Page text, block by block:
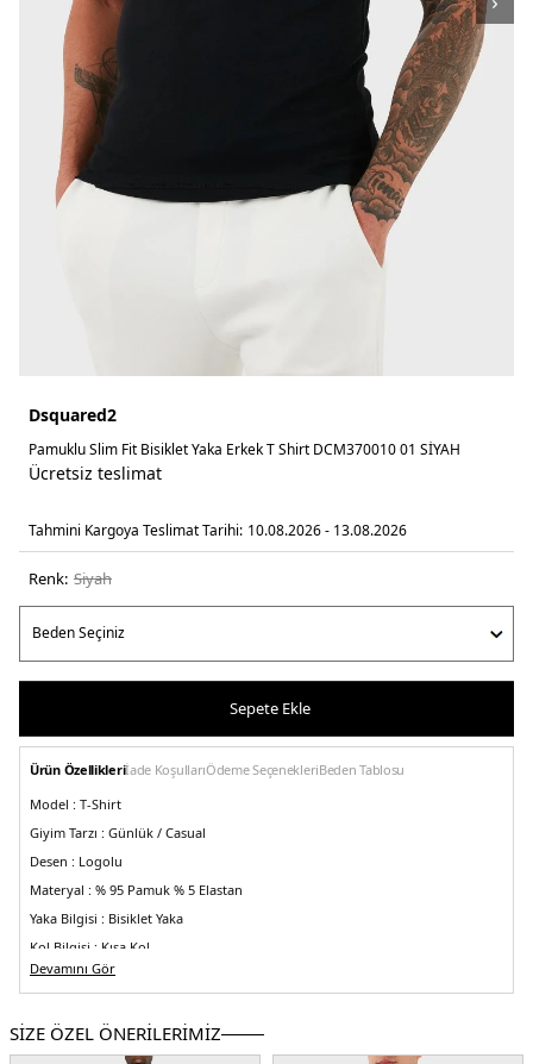
Dsquared2
Pamuklu Slim Fit Bisiklet Yaka Erkek T Shirt DCM370010 01 SİYAH
Ücretsiz teslimat
Tahmini Kargoya Teslimat Tarihi: 10.08.2026 - 13.08.2026
Renk: si̇yah
Sepete Ekle
Ürün Özellikleriİade KoşullarıÖdeme SeçenekleriBeden Tablosu
Model : T-Shirt
Giyim Tarzı : Günlük / Casual
Desen : Logolu
Materyal : % 95 Pamuk % 5 Elastan
Yaka Bilgisi : Bisiklet Yaka
Kol Bilgisi : Kısa Kol
Kalıp Bilgisi :Slim Fit
/ Beden : L
Menşei:Çin
Devamını Gör
SİZE ÖZEL ÖNERİLERİMİZ